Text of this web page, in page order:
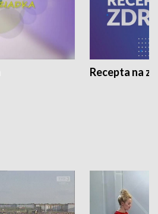
Recepta na